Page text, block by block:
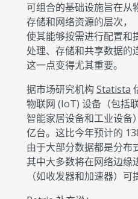
可组合的基础设施旨在从
存储和网络资源的层次，
使其能够按需进行配置和
处理、存储和共享数据的
这一点变得尤其重要。
据市场研究机构 Statista
物联网 (IoT) 设备（包括联
智能家居设备和工业设备
亿台。这比今年预计的
由于大部分数据都是分布
其中大多数将在网络边缘
（如收发器和加速器）可